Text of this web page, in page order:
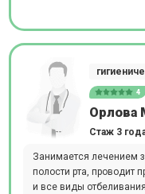
4
Орлова
Стаж 3
Занимается лечением
полости рта, проводит
и все виды